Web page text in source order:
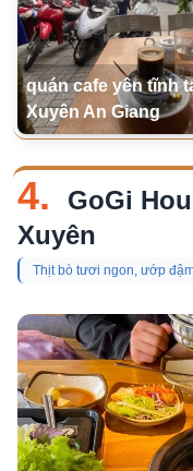
quán cafe yên tĩnh
Xuyên An Giang
4.
GoGi
Xuyên
Thịt bò tươi ngon, ướp